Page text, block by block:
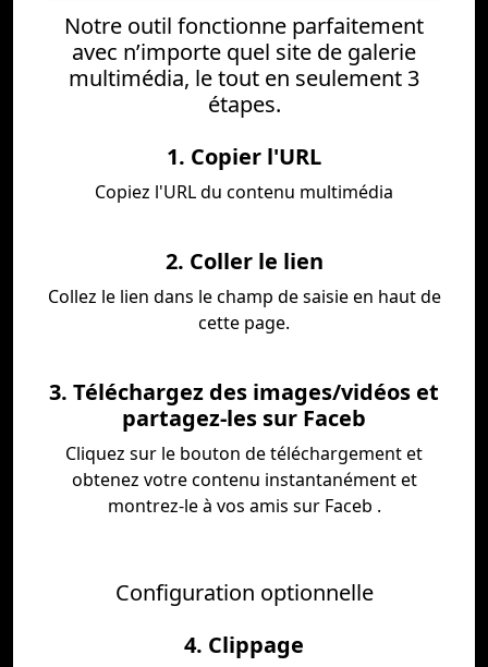
Notre outil fonctionne parfaitement
avec n’importe quel site de galerie
multimédia, le tout en seulement 3
étapes.
1. Copier l'URL
Copiez l'URL du contenu multimédia
2. Coller le lien
Collez le lien dans le champ de saisie en haut de
cette page.
3. Téléchargez des images/vidéos et
partagez-les sur Faceb
Cliquez sur le bouton de téléchargement et
obtenez votre contenu instantanément et
montrez-le à vos amis sur Faceb .
Configuration optionnelle
4. Clippage